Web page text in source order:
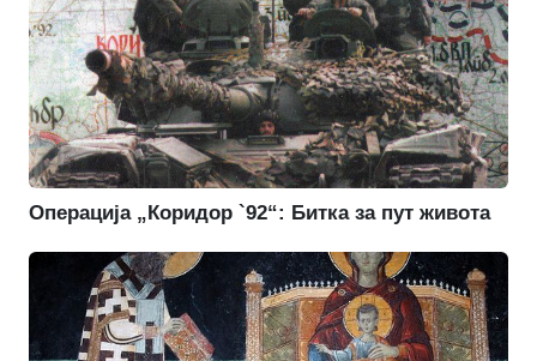
Операција „Коридор `92“: Битка за пут живота